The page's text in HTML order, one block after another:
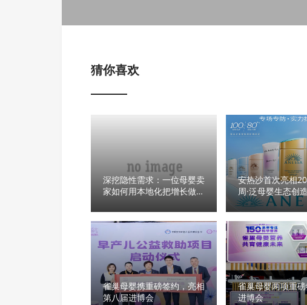
猜你喜欢
深挖隐性需求：一位母婴卖
家如何用本地化把增长做成
安热沙首次亮相
周·泛母婴生态创
新蓝宝瓶定义婴
杆
雀巢母婴携重磅签约，亮相
第八届进博会
雀巢母婴两项重
进博会